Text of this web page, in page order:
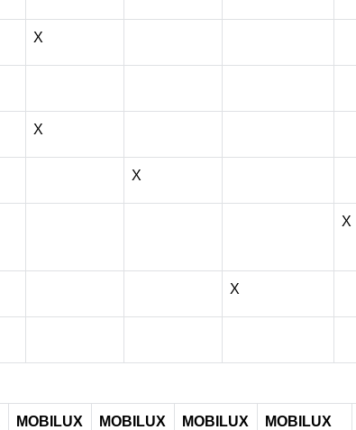
X
X
X
X
X
MOBILUX
MOBILUX
MOBILUX
MOBILUX